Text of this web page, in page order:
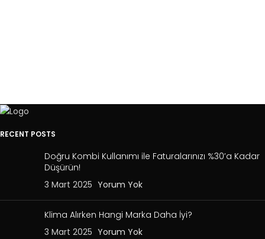
RECENT POSTS
Doğru Kombi Kullanımı ile Faturalarınızı %30’a Kadar
Düşürün!
3 Mart 2025 Yorum Yok
Klima Alırken Hangi Marka Daha İyi?
3 Mart 2025 Yorum Yok